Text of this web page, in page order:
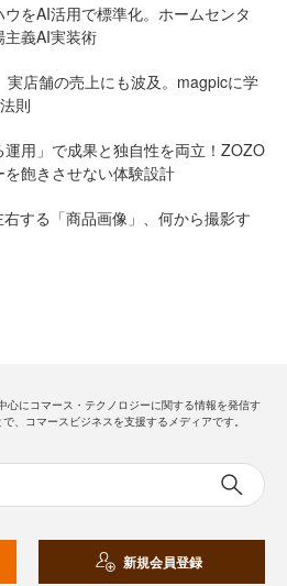
をAI活用で標準化。ホームセンタ
主義AI実装術
実店舗の売上にも波及。magpicに学
則
運用」で成果と独自性を両立！ZOZO
飽きさせない体験設計
する「商品画像」、何から撮影す
心にコマース・テクノロジーに関する情報を発信す
で、コマースビジネスを支援するメディアです。
新規会員登録